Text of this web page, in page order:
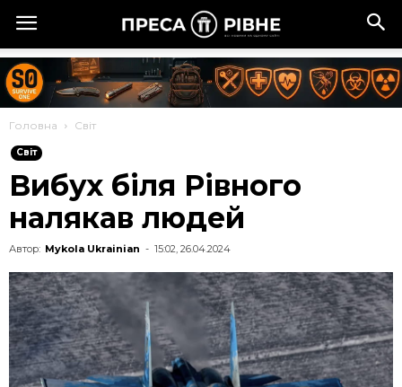
Головна Cвіт
Cвіт
Вибух біля Рівного
налякав людей
Автор: Mykola Ukrainian - 15:02, 26.04.2024